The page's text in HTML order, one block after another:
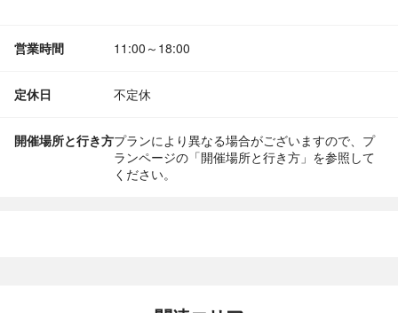
営業時間 11:00～18:00
定休日 不定休
開催場所と行き方プランにより異なる場合がございますので、プ
ランページの「開催場所と行き方」を参照して
ください。